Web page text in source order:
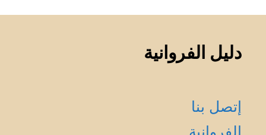
دليل الفروانية
إتصل بنا
الفروانية